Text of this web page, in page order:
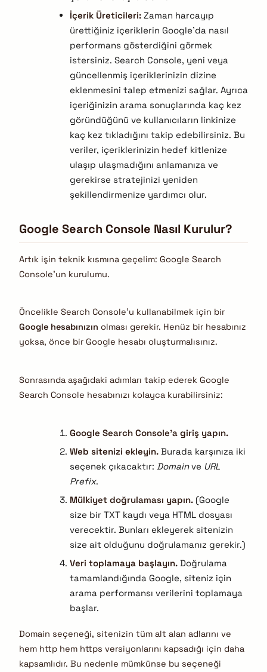
İçerik Üreticileri:Zaman harcayıp
ürettiğiniz içeriklerin Google’da nasıl
performans gösterdiğini görmek
istersiniz. Search Console, yeni veya
güncellenmiş içeriklerinizin dizine
eklenmesini talep etmenizi sağlar. Ayrıca
içeriğinizin arama sonuçlarında kaç kez
göründüğünü ve kullanıcıların linkinize
kaç kez tıkladığını takip edebilirsiniz. Bu
veriler, içeriklerinizin hedef kitlenize
ulaşıp ulaşmadığını anlamanıza ve
gerekirse stratejinizi yeniden
şekillendirmenize yardımcı olur.
Google Search Console Nasıl Kurulur?
Artık işin teknik kısmına geçelim: Google Search
Console’un kurulumu.
Öncelikle Search Console’u kullanabilmek için bir
Google hesabınızın olması gerekir. Henüz bir hesabınız
yoksa, önce bir Google hesabı oluşturmalısınız.
Sonrasında aşağıdaki adımları takip ederek Google
Search Console hesabınızı kolayca kurabilirsiniz:
Google Search Console’a giriş yapın.
Web sitenizi ekleyin.Burada karşınıza iki
seçenek çıkacaktır: Domainve URL
Prefix.
Mülkiyet doğrulaması yapın.(Google
size bir TXT kaydı veya HTML dosyası
verecektir. Bunları ekleyerek sitenizin
size ait olduğunu doğrulamanız gerekir.)
Veri toplamaya başlayın.Doğrulama
tamamlandığında Google, siteniz için
arama performansı verilerini toplamaya
başlar.
Domain seçeneği, sitenizin tüm alt alan adlarını ve
hem http hem https versiyonlarını kapsadığı için daha
kapsamlıdır. Bu nedenle mümkünse bu seçeneği